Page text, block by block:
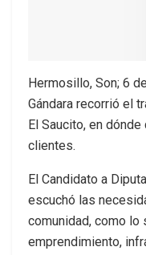
Hermosillo, Son; 6
Gándara recorrió el
El Saucito, en
clientes.
El Candidato a
escuchó las
comunidad, como lo
emprendimiento,